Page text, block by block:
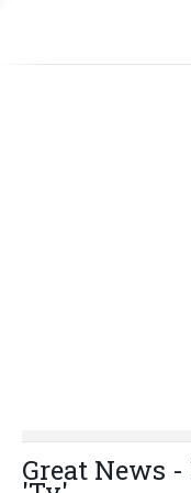
Great News